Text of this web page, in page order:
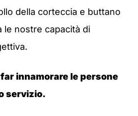
della corteccia e buttano
le nostre capacità di
innamorare le persone
servizio.